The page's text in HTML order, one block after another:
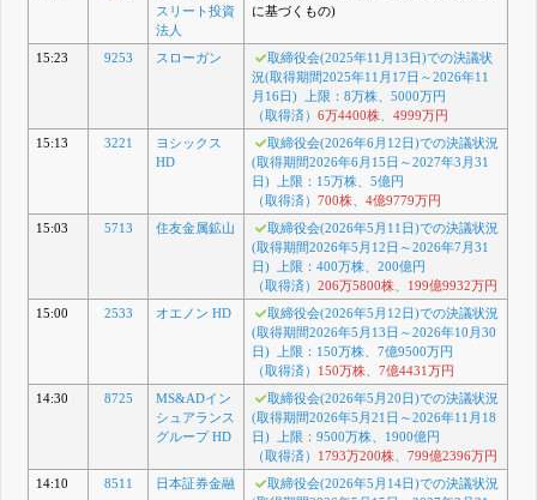
スリート投資
法人
に基づくもの)
15:23 9253 スローガン
取締役会(2025年11月13日)での決議状
況(取得期間2025年11月17日～2026年11
月16日) 上限：8万株、5000万円
（取得済） 6万4400株、 4999万円
15:13
3221
ヨシックス
HD
取締役会(2026年6月12日)での決議状況
(取得期間2026年6月15日～2027年3月31
日) 上限：15万株、5億円
（取得済） 700株、 4億9779万円
15:03
5713 住友金属鉱山
取締役会(2026年5月11日)での決議状況
(取得期間2026年5月12日～2026年7月31
日) 上限：400万株、200億円
（取得済） 206万5800株、
199億9932万円
15:00
2533 オエノン HD
取締役会(2026年5月12日)での決議状況
(取得期間2026年5月13日～2026年10月30
日) 上限：150万株、7億9500万円
（取得済）
150万株、 7億4431万円
14:30
8725
MS&ADイン
シュアランス
グループ HD
取締役会(2026年5月20日)での決議状況
(取得期間2026年5月21日～2026年11月18
日) 上限：9500万株、1900億円
（取得済）
1793万200株、 799億2396万円
14:10
8511 日本証券金融
取締役会(2026年5月14日)での決議状況